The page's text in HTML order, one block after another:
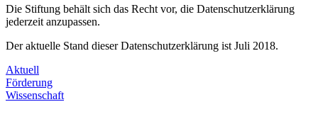
Die Stiftung behält sich das Recht vor, die Datenschutzerklärung
jederzeit anzupassen.
Der aktuelle Stand dieser Datenschutzerklärung ist Juli 2018.
Aktuell
Förderung
Wissenschaft